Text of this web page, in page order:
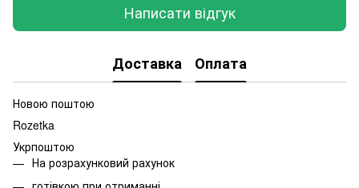
Написати відгук
Доставка Оплата
Новою поштою
Rozetka
Укрпоштою
На розрахунковий рахунок